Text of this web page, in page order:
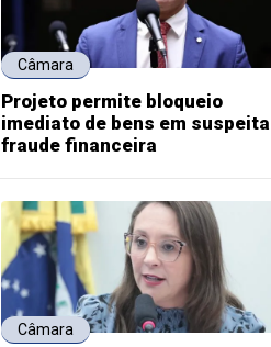
Câmara
Projeto permite bloqueio
imediato de bens em
fraude financeira
Câmara